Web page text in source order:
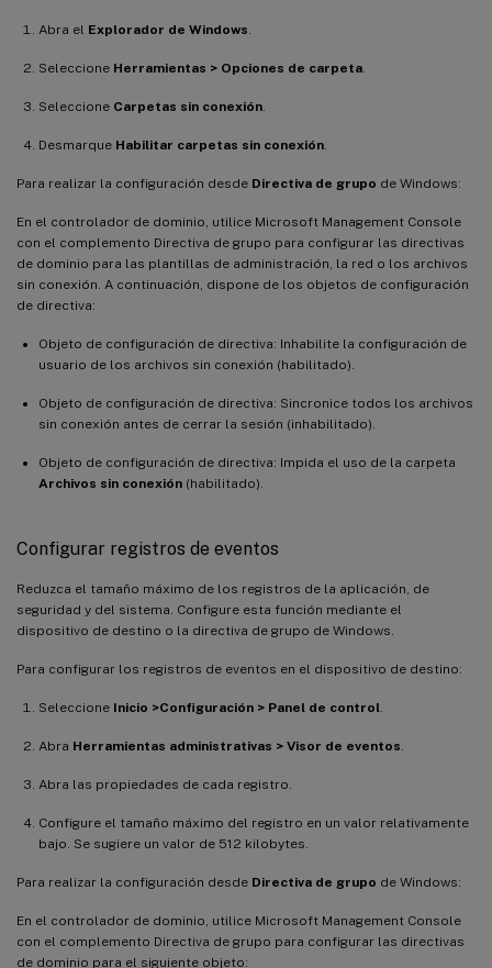
Abra el Explorador de Windows
Seleccione Herramientas > Opciones de carpeta
Seleccione Carpetas sin conexión
Desmarque Habilitar carpetas sin conexión
Para realizar la configuración desde Directiva de grupo de Windows:
En el controlador de dominio, utilice Microsoft Management Console
con el complemento Directiva de grupo para configurar las directivas
de dominio para las plantillas de administración, la red o los archivos
sin conexión. A continuación, dispone de los objetos de configuración
de directiva:
Objeto de configuración de directiva: Inhabilite la configuración de
usuario de los archivos sin conexión (habilitado).
Objeto de configuración de directiva: Sincronice todos los archivos
sin conexión antes de cerrar la sesión (inhabilitado).
Objeto de configuración de directiva: Impida el uso de la carpeta
Archivos sin conexión (habilitado).
Configurar registros de eventos
Reduzca el tamaño máximo de los registros de la aplicación, de
seguridad y del sistema. Configure esta función mediante el
dispositivo de destino o la directiva de grupo de Windows.
Para configurar los registros de eventos en el dispositivo de destino:
Seleccione Inicio >Configuración > Panel de control
Abra Herramientas administrativas > Visor de eventos
Abra las propiedades de cada registro.
Configure el tamaño máximo del registro en un valor relativamente
bajo. Se sugiere un valor de 512 kilobytes.
Para realizar la configuración desde Directiva de grupo de Windows:
En el controlador de dominio, utilice Microsoft Management Console
con el complemento Directiva de grupo para configurar las directivas
de dominio para el siguiente objeto: